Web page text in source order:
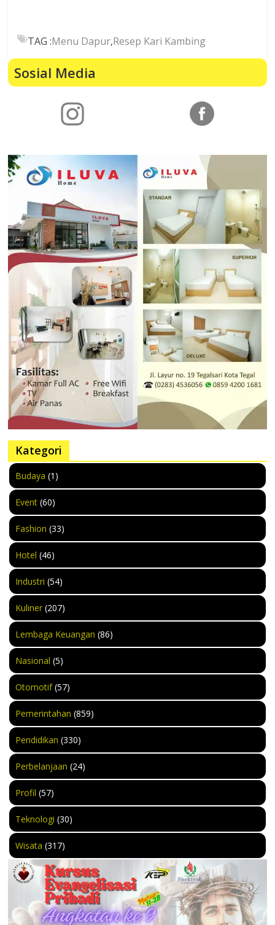
TAG :Menu Dapur,Resep Kari Kambing
Sosial Media
Kategori
Budaya (1)
Event (60)
Fashion (33)
Hotel (46)
Industri (54)
Kuliner (207)
Lembaga Keuangan (86)
Nasional (5)
Otomotif(57)
Pemerintahan (859)
Pendidikan (330)
Perbelanjaan (24)
Profil (57)
Teknologi (30)
Wisata (317)